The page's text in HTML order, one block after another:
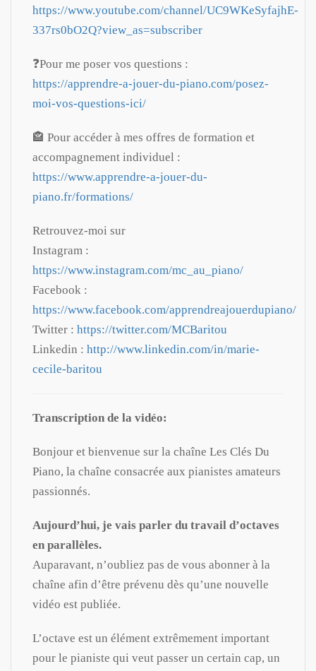
https://www.youtube.com/channel/UC9WKeSyfajhE-
337rs0bO2Q?view_as=subscriber
❓Pour me poser vos questions :
https://apprendre-a-jouer-du-piano.com/posez-
moi-vos-questions-ici/
🏤 Pour accéder à mes offres de formation et
accompagnement individuel :
https://www.apprendre-a-jouer-du-
piano.fr/formations/
Retrouvez-moi sur
Instagram :
https://www.instagram.com/mc_au_piano/
Facebook :
https://www.facebook.com/apprendreajouerdupiano/
Twitter : https://twitter.com/MCBaritou
Linkedin : http://www.linkedin.com/in/marie-
cecile-baritou
Transcription de la vidéo:
Bonjour et bienvenue sur la chaîne Les Clés Du
Piano, la chaîne consacrée aux pianistes amateurs
passionnés.
Aujourd’hui, je vais parler du travail d’octaves
en parallèles.
Auparavant, n’oubliez pas de vous abonner à la
chaîne afin d’être prévenu dès qu’une nouvelle
vidéo est publiée.
L’octave est un élément extrêmement important
pour le pianiste qui veut passer un certain cap, un